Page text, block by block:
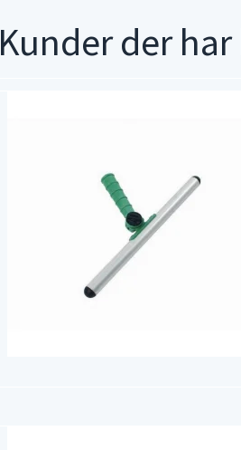
Kunder der